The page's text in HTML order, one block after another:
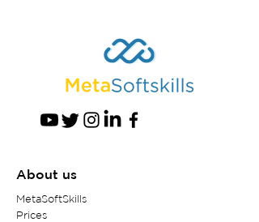
About us
MetaSoftSkills
Prices